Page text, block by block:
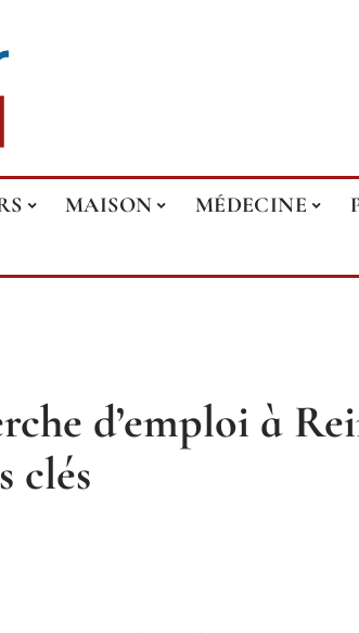
MAISON MÉDECINE
d’emploi à
clés